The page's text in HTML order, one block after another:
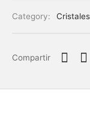
Category:
Compartir